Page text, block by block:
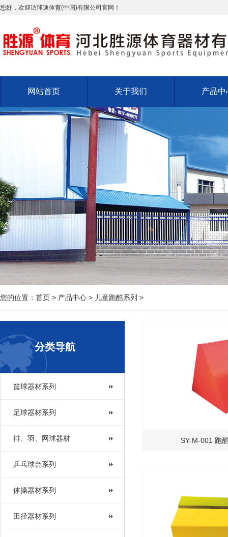
您好，欢迎访球速体育(中国)有限公司官网！
网站首页 关于我们 产品中
您的位置： 首页 > 产品中心 > 儿童跑酷系列 >
分类导航
篮球器材系列
足球器材系列
排、羽、网球器材
乒乓球台系列
体操器材系列
田径器材系列
SY-M-001 跑